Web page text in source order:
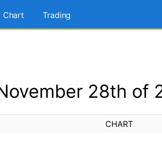
Chart Trading
28th of
CHART